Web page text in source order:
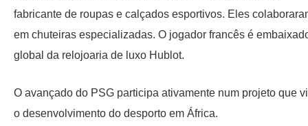
fabricante de roupas e calçados esportivos. Eles
em chuteiras especializadas. O jogador francês é
global da relojoaria de luxo Hublot.
O avançado do PSG participa ativamente num projeto que
o desenvolvimento do desporto em África.